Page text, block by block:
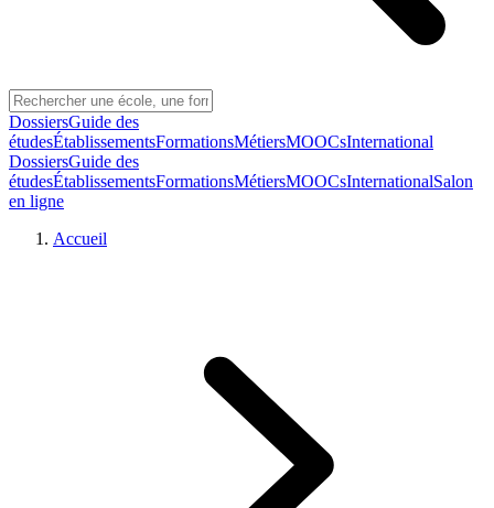
DossiersGuide des
étudesÉtablissementsFormationsMétiersMOOCsInternational
DossiersGuide des
étudesÉtablissementsFormationsMétiersMOOCsInternationalSalon
en ligne
Accueil